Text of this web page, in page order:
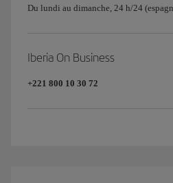
Du lundi au dimanche, 24 h/24
Iberia On Business
+221 800 10 30 72